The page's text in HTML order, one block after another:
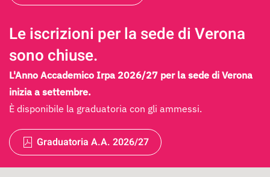
Le iscrizioni per la sede di Verona
sono chiuse.
L'Anno Accademico Irpa 2026/27 per la sede di Verona
inizia a settembre.
È disponibile la graduatoria con gli ammessi.
Graduatoria A.A. 2026/27